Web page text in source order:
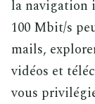
la navigation
100 Mbit/s
mails,
vidéos et
vous